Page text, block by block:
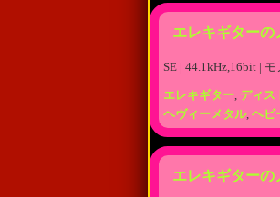
エレキギターの
SE | 44.1kHz,16bit | モ
エレキギター, ディス
ヘヴィーメタル, ヘビ
エレキギターの